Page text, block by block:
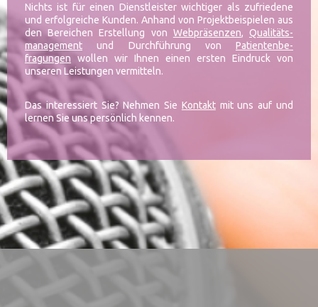
Nichts ist für einen Dienstleister wichtiger als zufriedene
und erfolgreiche Kunden. Anhand von Projektbeispielen aus
den Bereichen Erstellung von Webpräsenzen,Qualitäts-
management und Durchführung von Patientenbe-
fragungen wollen wir Ihnen einen ersten Eindruck von
unseren Leistungen vermitteln.
Das interessiert Sie? Nehmen Sie Kontaktmit uns auf und
lernen Sie uns persönlich kennen.